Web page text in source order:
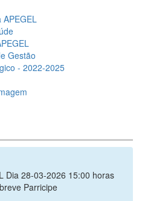
APEGEL
Gestão
- 2022-2025
Dia 28-03-2026 15:00 horas
Parricipe